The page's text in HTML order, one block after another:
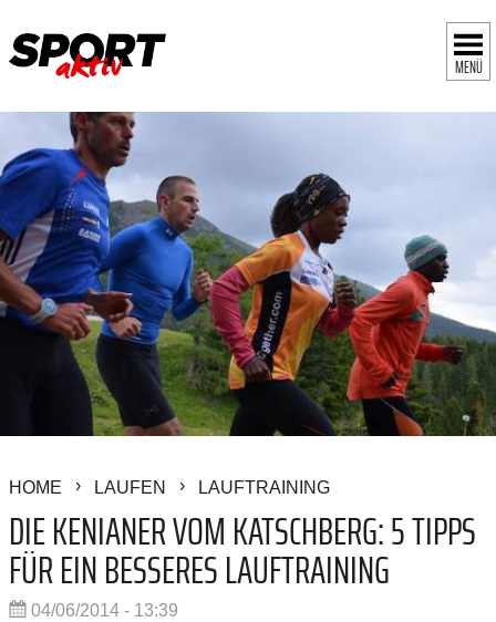
MENÜ
HOME LAUFEN LAUFTRAINING
DIE KENIANER VOM KATSCHBERG: 5 TIPPS
FÜR EIN BESSERES LAUFTRAINING
04/06/2014 - 13:39